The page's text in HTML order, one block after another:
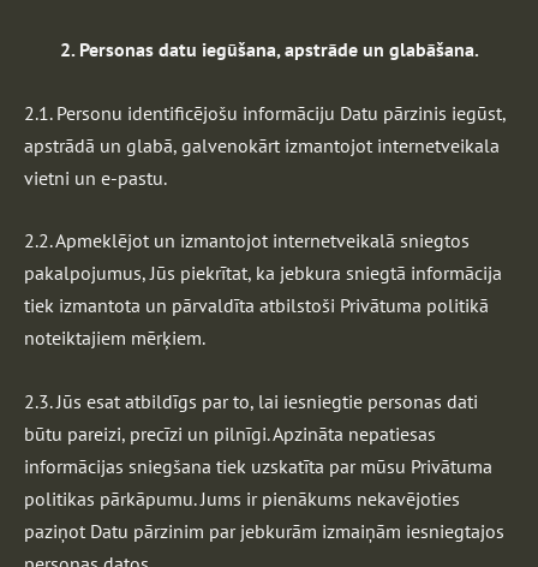
2. Personas datu iegūšana, apstrāde un glabāšana.
2.1. Personu identificējošu informāciju Datu pārzinis iegūst,
apstrādā un glabā, galvenokārt izmantojot internetveikala
vietni un e-pastu.
2.2. Apmeklējot un izmantojot internetveikalā sniegtos
pakalpojumus, Jūs piekrītat, ka jebkura sniegtā informācija
tiek izmantota un pārvaldīta atbilstoši Privātuma politikā
noteiktajiem mērķiem.
2.3. Jūs esat atbildīgs par to, lai iesniegtie personas dati
būtu pareizi, precīzi un pilnīgi. Apzināta nepatiesas
informācijas sniegšana tiek uzskatīta par mūsu Privātuma
politikas pārkāpumu. Jums ir pienākums nekavējoties
paziņot Datu pārzinim par jebkurām izmaiņām iesniegtajos